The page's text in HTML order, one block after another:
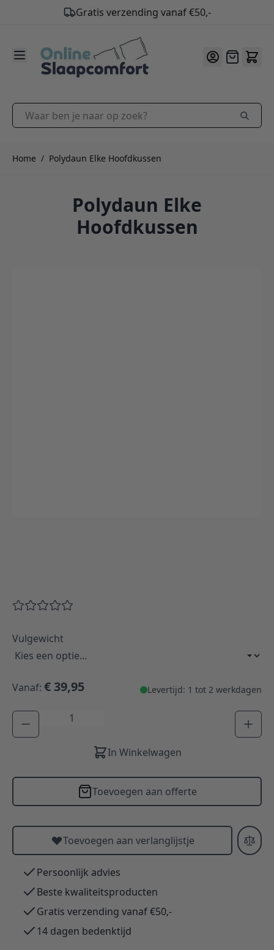
Gratis verzending vanaf €50,-
9.2/10
Offerte
Waar ben je naar op zoek?
Home / Polydaun Elke Hoofdkussen
Polydaun Elke
Hoofdkussen
Vulgewicht
Vanaf: € 39,95 Levertijd: 1 tot 2 werkdagen
Aantal
In Winkelwagen
Toevoegen aan offerte
Toevoegen aan verlanglijstje
Persoonlijk advies
Beste kwaliteitsproducten
Gratis verzending vanaf €50,-
14 dagen bedenktijd